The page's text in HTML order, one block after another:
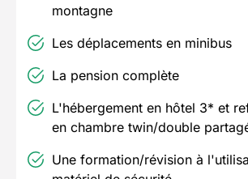
montagne
Les déplacements en minibus
La pension complète
L'hébergement en hôtel 3* et
en chambre twin/double
Une formation/révision à